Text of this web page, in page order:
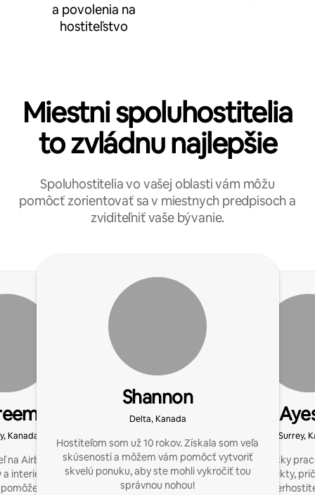
a povolenia na
hostiteľstvo
Miestni spoluhostitelia
to zvládnu najlepšie
Spoluhostitelia vo vašej oblasti vám môžu
pomôcť zorientovať sa v miestnych predpisoch a
zviditeľniť vaše bývanie.
Kanada
na Airbnb so zázemím
interiérového dizajnu.
uspieť na
Shannon
Delta, Kanada
Hostiteľom som už 10 rokov. Získala som veľa
skúseností a môžem vám pomôcť vytvoriť
skvelú ponuku, aby ste mohli vykročiť tou
správnou nohou!
Surrey,
Som zdravotnícky
hostil 3 objekty,
postavenie